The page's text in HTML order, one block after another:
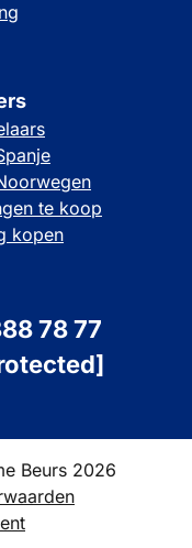
te koop
kopen
78 77
Beurs 2026